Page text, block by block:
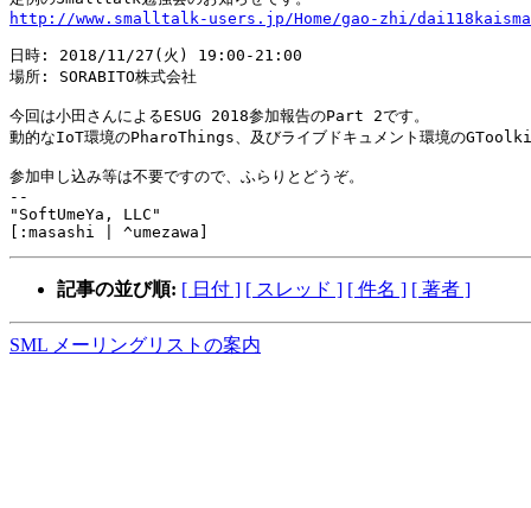
http://www.smalltalk-users.jp/Home/gao-zhi/
日時: 2018/11/27(火) 19:00-21:00
場所: SORABITO株式会社
今回は小田さんによるESUG 2018参加報告のPart 2です。
動的なIoT環境のPharoThings、及びライブドキュメント環境の
参加申し込み等は不要ですので、ふらりとどうぞ。
--
"SoftUmeYa, LLC"
記事の並び順: [ 日付 ] [ スレッド ] [ 件名 ] [ 著者 ]
SML メーリングリストの案内